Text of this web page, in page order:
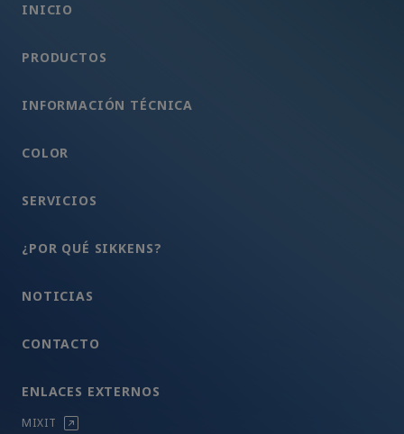
INICIO
PRODUCTOS
INFORMACIÓN TÉCNICA
COLOR
SERVICIOS
¿POR QUÉ SIKKENS?
NOTICIAS
CONTACTO
ENLACES EXTERNOS
MIXIT